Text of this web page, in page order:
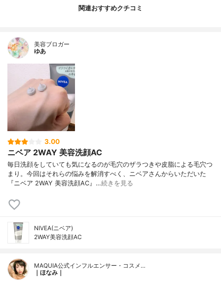
関連おすすめクチコミ
美容ブロガー
ゆあ
3.00
ニベア 2WAY 美容洗顔AC
毎日洗顔をしていても気になるのが毛穴のザラつきや皮脂による毛穴つ
まり。今回はそれらの悩みを解消すべく、ニベアさんからいただいた
『ニベア 2WAY 美容洗顔AC』…続きを見る
NIVEA(ニベア)
2WAY美容洗顔AC
MAQUIA公式インフルエンサー・コスメ…
｜ほなみ｜